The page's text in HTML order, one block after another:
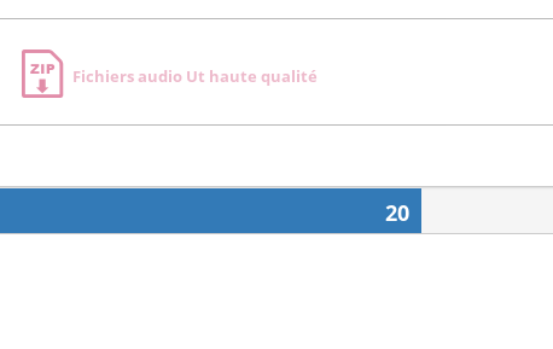
Fichiers audio Ut haute qualité
20